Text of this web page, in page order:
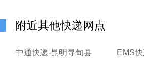
附近其他快递网点
中通快递-昆明寻甸县
EMS